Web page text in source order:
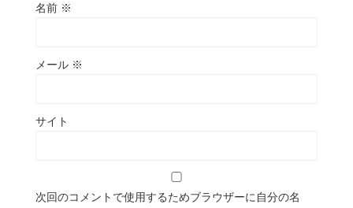
名前 ※
メール ※
サイト
次回のコメントで使用するためブラウザーに自分の名